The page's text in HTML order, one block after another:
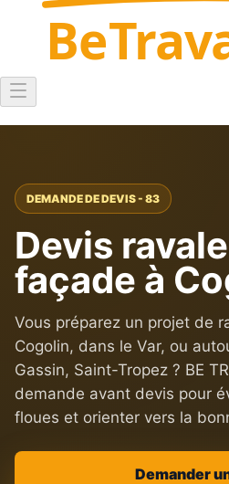
Be
DEMANDE DE DEVIS - 83
Devis
façade à
Vous préparez un projet de
Cogolin, dans le Var, ou
Gassin, Saint-Tropez ? BE
demande avant devis pour
floues et orienter vers la
Demander